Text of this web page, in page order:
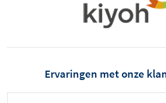
Ervaringen met onze